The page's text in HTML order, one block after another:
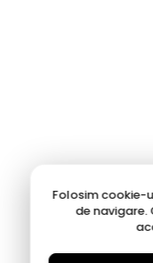
Folosim cookie-
de